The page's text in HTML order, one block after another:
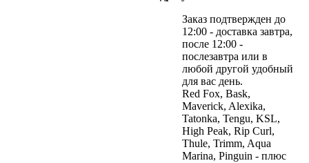
Заказ подтвержден до
12:00 - доставка завтра,
после 12:00 -
послезавтра или в
любой другой удобный
для вас день.
Red Fox, Bask,
Maverick, Alexika,
Tatonka, Tengu, KSL,
High Peak, Rip Curl,
Thule, Trimm, Aqua
Marina, Pinguin - плюс